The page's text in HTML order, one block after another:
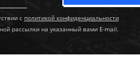
с политикой конфиденциальности
рассылки на указанный вами E-mail.